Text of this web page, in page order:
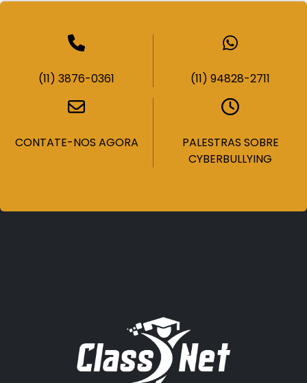
(11) 3876-0361 (11) 94828-2711
CONTATE-NOS AGORA
PALESTRAS SOBRE
CYBERBULLYING